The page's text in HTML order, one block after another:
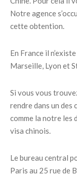
Notre agence
cette obtention.
En France il
Marseille, Lyon et
Si vous vous
rendre dans un des
comme la notre les
visa chinois.
Le bureau central
Paris au 25 rue de